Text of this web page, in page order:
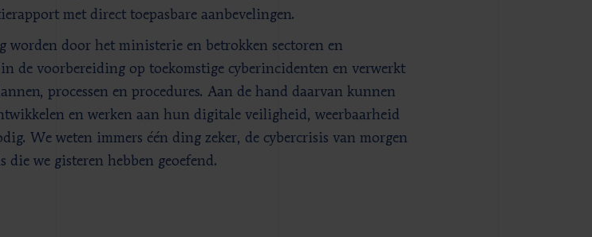
met direct toepasbare aanbevelingen.
worden door het ministerie en betrokken sectoren en
de voorbereiding op toekomstige cyberincidenten en verwerkt
processen en procedures. Aan de hand daarvan kunnen
en werken aan hun digitale veiligheid, weerbaarheid
We weten immers één ding zeker, de cybercrisis van morgen
die we gisteren hebben geoefend.